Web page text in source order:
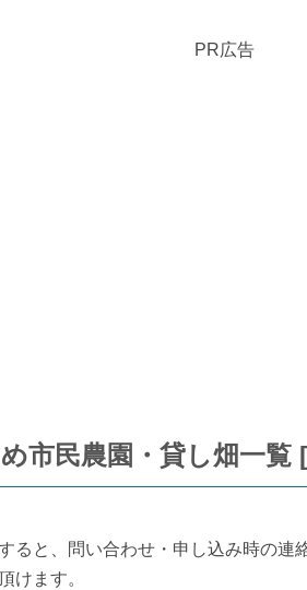
PR広告
市民農園・貸し畑一覧
ると、問い合わせ・申し込み時の連
けます。